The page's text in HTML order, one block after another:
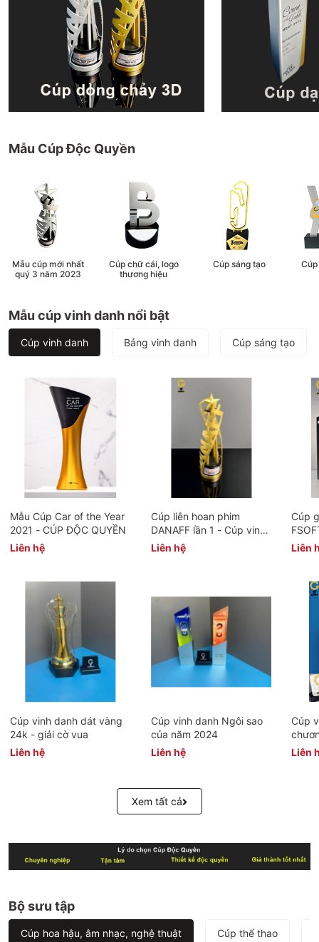
Mẫu Cúp Độc Quyền
Mẫu cúp mới nhất
quý 3 năm 2023
Cúp chữ cái, logo
thương hiệu
Cúp sáng tạo
Mẫu cúp vinh danh nổi bật
Cúp vinh danh Bảng vinh danh Cúp sáng tạo
Mẫu Cúp Car of the Year
2021 - CÚP ĐỘC QUYỀN
Liên hệ
Cúp liên hoan phim
DANAFF lần 1 - Cúp vinh
danh theo yêu cầu
Liên hệ
Cúp
Liên
Cúp vinh danh dát vàng
24k - giải cờ vua
Liên hệ
Cúp vinh danh Ngôi sao
của năm 2024
Liên hệ
Cúp
Liên
Xem tất cả
Bộ sưu tập
Cúp hoa hậu, âm nhạc, nghệ thuật Cúp thể thao